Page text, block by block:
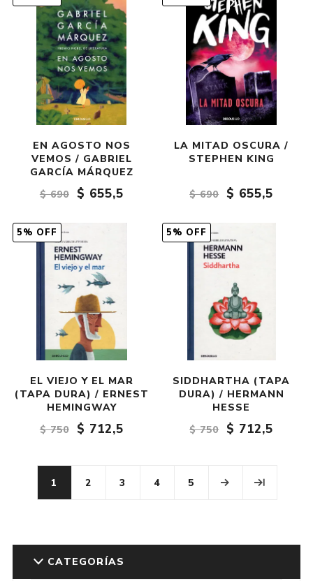
EN AGOSTO NOS
VEMOS / GABRIEL
GARCÍA MÁRQUEZ
$ 690
$ 655,5
LA MITAD OSCURA /
STEPHEN KING
$ 690 $ 655,5
5% OFF
EL VIEJO Y EL MAR
(TAPA DURA) / ERNEST
HEMINGWAY
$ 750
$ 712,5
5% OFF
SIDDHARTHA (TAPA
DURA) / HERMANN
HESSE
$ 750
$ 712,5
1 2 3 4 5
CATEGORÍAS